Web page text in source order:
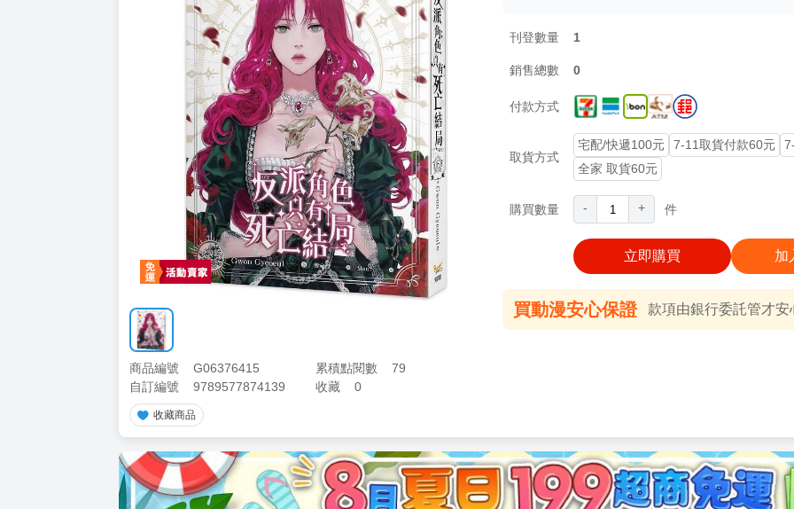
商品編號 G06376415 累積點閱數
79
自訂編號
9789577874139 收藏 0
收藏商品
刊登數量 1
銷售總數 0
付款方式
取貨方式
宅配/快遞100元 7-11取貨付款60元
全家 取貨60元
購買數量 - + 件
立即購買 加
買動漫安心保證 款項由銀行委託管才安